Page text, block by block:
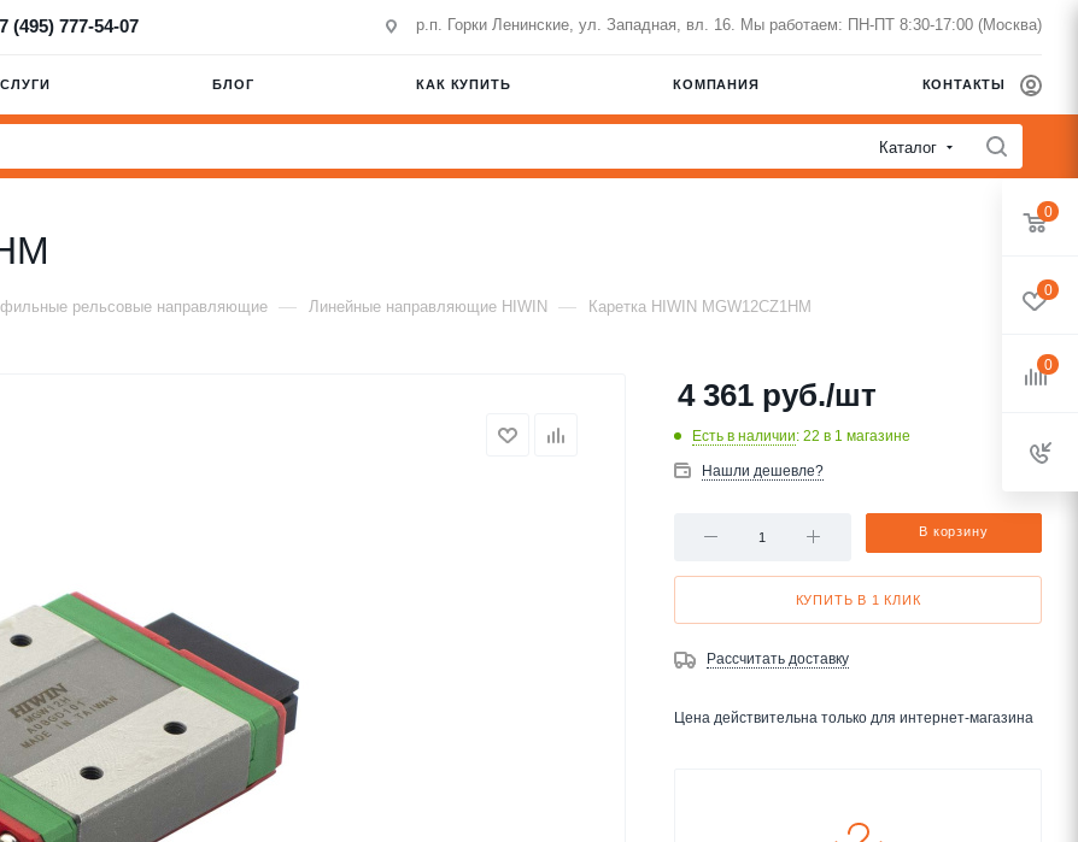
(495) 777-54-07 р.п. Горки Ленинские, ул. Западная, вл. 16. Мы работаем: ПН-ПТ 8:30-17:00 (Москва)
БЛОГ КАК КУПИТЬ КОМПАНИЯ КОНТАКТЫ
Каталог
рельсовые направляющие — Линейные направляющие HIWIN — Каретка HIWIN MGW12CZ1HM
4 361 руб./шт
Есть в наличии: 22 в 1 магазине
Нашли дешевле?
В корзину
КУПИТЬ В 1 КЛИК
Рассчитать доставку
Цена действительна только для интернет-магазина
0
0
0